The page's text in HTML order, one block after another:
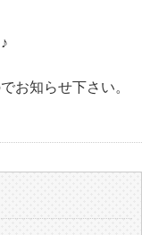
お知らせ下さい。